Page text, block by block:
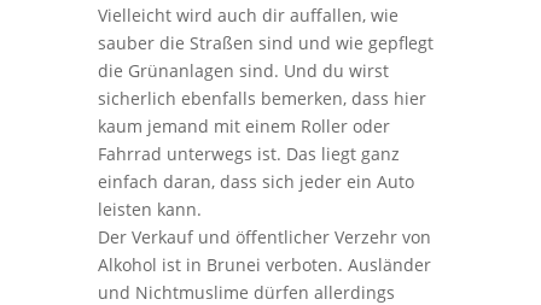
Vielleicht wird auch dir auffallen, wie
sauber die Straßen sind und wie gepflegt
die Grünanlagen sind. Und du wirst
sicherlich ebenfalls bemerken, dass hier
kaum jemand mit einem Roller oder
Fahrrad unterwegs ist. Das liegt ganz
einfach daran, dass sich jeder ein Auto
leisten kann.
Der Verkauf und öffentlicher Verzehr von
Alkohol ist in Brunei verboten. Ausländer
und Nichtmuslime dürfen allerdings